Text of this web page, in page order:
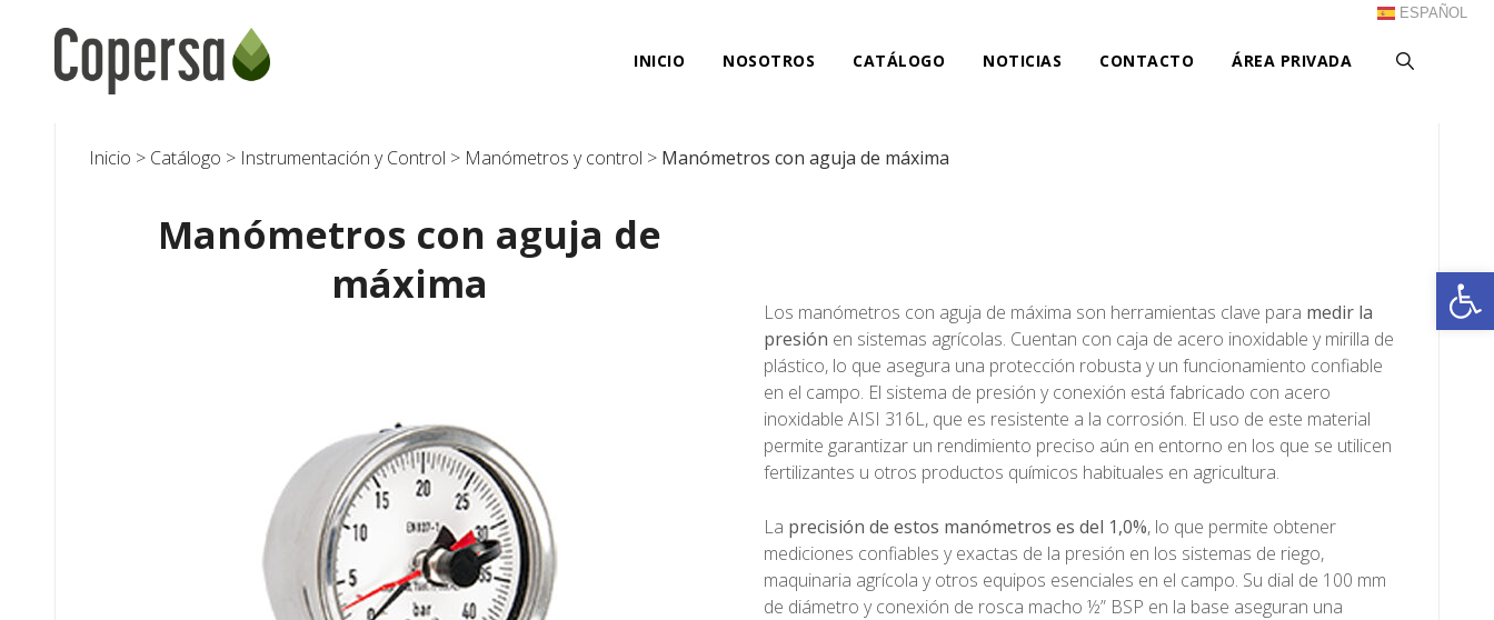
content
INICIO NOSOTROS CATÁLOGO NOTICIAS CONTACTO ÁREA PRIVADA
ESPAÑOL
Inicio > Catálogo > Instrumentación y Control > Manómetros y control > Manómetros con aguja de máxima
Manómetros con aguja de
máxima
Los manómetros con aguja de máxima son herramientas clave para medir la
presión en sistemas agrícolas. Cuentan con caja de acero inoxidable y mirilla de
plástico, lo que asegura una protección robusta y un funcionamiento confiable
en el campo. El sistema de presión y conexión está fabricado con acero
inoxidable AISI 316L, que es resistente a la corrosión. El uso de este material
permite garantizar un rendimiento preciso aún en entorno en los que se utilicen
fertilizantes u otros productos químicos habituales en agricultura.
La precisión de estos manómetros es del 1,0%, lo que permite obtener
mediciones confiables y exactas de la presión en los sistemas de riego,
maquinaria agrícola y otros equipos esenciales en el campo. Su dial de 100 mm
de diámetro y conexión de rosca macho ½” BSP en la base aseguran una